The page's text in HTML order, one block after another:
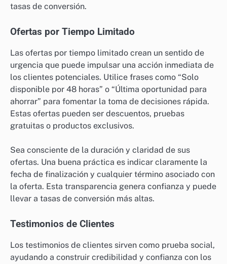
tasas de conversión.
Ofertas por Tiempo Limitado
Las ofertas por tiempo limitado crean un sentido de
urgencia que puede impulsar una acción inmediata de
los clientes potenciales. Utilice frases como “Solo
disponible por 48 horas” o “Última oportunidad para
ahorrar” para fomentar la toma de decisiones rápida.
Estas ofertas pueden ser descuentos, pruebas
gratuitas o productos exclusivos.
Sea consciente de la duración y claridad de sus
ofertas. Una buena práctica es indicar claramente la
fecha de finalización y cualquier término asociado con
la oferta. Esta transparencia genera confianza y puede
llevar a tasas de conversión más altas.
Testimonios de Clientes
Los testimonios de clientes sirven como prueba social,
ayudando a construir credibilidad y confianza con los